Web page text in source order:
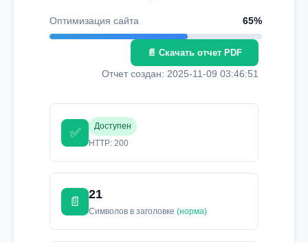
Оптимизация сайта 65%
📄 Скачать отчет PDF
Отчет создан: 2025-11-09 03:46:51
✅
Доступен
HTTP: 200
📄
21
Символов в заголовке (норма)